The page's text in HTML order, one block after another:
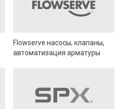
Flowserve насосы, клапаны,
автоматизация арматуры